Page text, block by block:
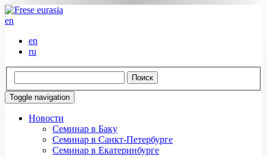
en
en
ru
Toggle navigation
Новости
Семинар в Баку
Семинар в Санкт-Петербурге
Семинар в Екатеринбурге